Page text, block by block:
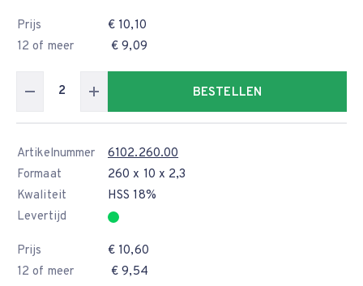
Prijs
€ 10,10
12 of meer
€ 9,09
BESTELLEN
Artikelnummer
6102.260.00
Formaat
260 x 10 x 2,3
Kwaliteit
HSS 18%
Levertijd
Prijs
€ 10,60
12 of meer
€ 9,54